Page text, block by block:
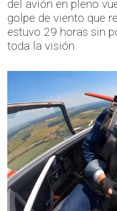
del avión en pleno
golpe de viento que
estuvo 29 horas sin
toda la visión.